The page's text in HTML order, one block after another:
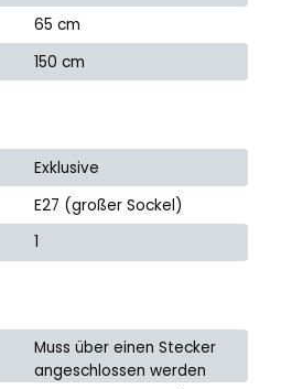
65 cm
150 cm
Exklusive
E27 (großer Sockel)
1
Muss über einen Stecker
angeschlossen werden